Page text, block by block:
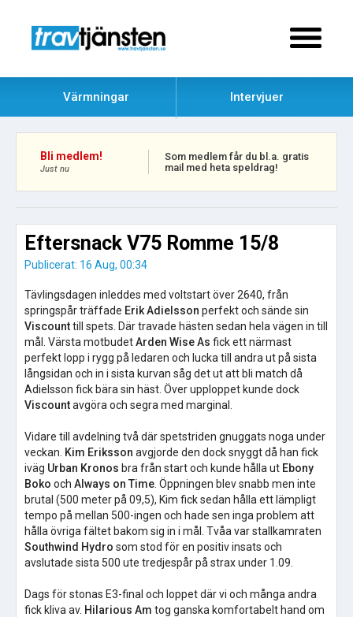
Värmningar Intervjuer
Bli medlem!
Just nu
Som medlem får du bl.a. gratis
mail med heta speldrag!
Eftersnack V75 Romme 15/8
Publicerat: 16 Aug, 00:34
Tävlingsdagen inleddes med voltstart över 2640, från
springspår träffade Erik Adielsson perfekt och sände sin
Viscounttill spets. Där travade hästen sedan hela vägen in till
mål. Värsta motbudetArden Wise As fick ett närmast
perfekt lopp i rygg på ledaren och lucka till andra ut på sista
långsidan och in i sista kurvan såg det ut att bli match då
Adielsson fick bära sin häst. Över upploppet kunde dock
Viscountavgöra och segra med marginal.
Vidare till avdelning två där spetstriden gnuggats noga under
veckan. Kim Eriksson avgjorde den dock snyggt då han fick
iväg Urban Kronos bra från start och kunde hålla ut Ebony
Boko och Always on Time . Öppningen blev snabb men inte
brutal (500 meter på 09,5), Kim fick sedan hålla ett lämpligt
tempo på mellan 500-ingen och hade sen inga problem att
hålla övriga fältet bakom sig in i mål. Tvåa var stallkamraten
Southwind Hydro som stod för en positiv insats och
avslutade sista 500 ute tredjespår på strax under 1.09.
Dags för stonas E3-final och loppet där vi och många andra
fick kliva av. Hilarious Am tog ganska komfortabelt hand om